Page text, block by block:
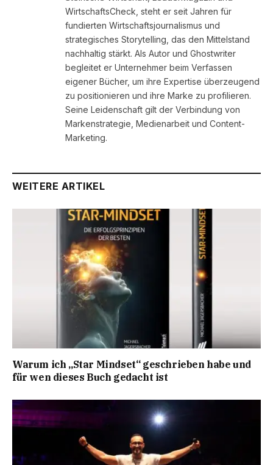
WirtschaftsCheck, steht er seit Jahren für
fundierten Wirtschaftsjournalismus und
strategisches Storytelling, das den Mittelstand
nachhaltig stärkt. Als Autor und Ghostwriter
begleitet er Unternehmer beim Verfassen
eigener Bücher, um ihre Expertise überzeugend
zu positionieren und ihre Marke zu profilieren.
Seine Leidenschaft gilt der Verbindung von
Markenstrategie, Medienarbeit und Content-
Marketing.
WEITERE ARTIKEL
Warum ich „Star Mindset“ geschrieben habe und
für wen dieses Buch gedacht ist